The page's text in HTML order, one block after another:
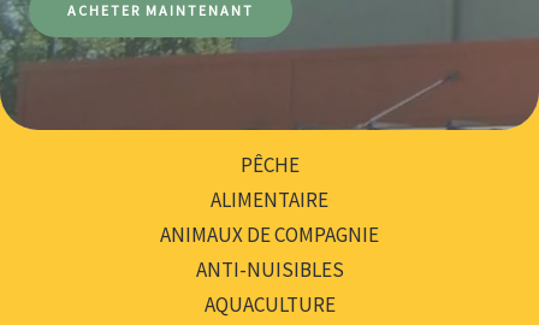
ACHETER MAINTENANT
PÊCHE
ALIMENTAIRE
ANIMAUX DE COMPAGNIE
ANTI-NUISIBLES
AQUACULTURE